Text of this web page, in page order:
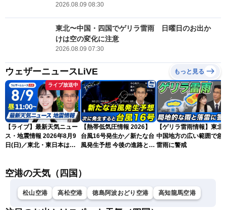
2026.08.09 08:30
東北〜中国・四国でゲリラ雷雨 日曜日のお出か
けは空の変化に注意
2026.08.09 07:30
ウェザーニュースLiVE もっと見る
ライブ放送中
【ライブ】最新天気ニュー
ス・地震情報 2026年8月9
日(日)／東北・東日本は急
ム・青原桃香／山口剛央〉
【熱帯低気圧情報 2026】
台風16号発生か／新たな台
風発生予想 今後の進路と日
【ゲリラ雷雨情報】東北
中国地方の広い範囲で急
雷雨に警戒
空港の天気（四国）
松山空港 高松空港 徳島阿波おどり空港 高知龍馬空港